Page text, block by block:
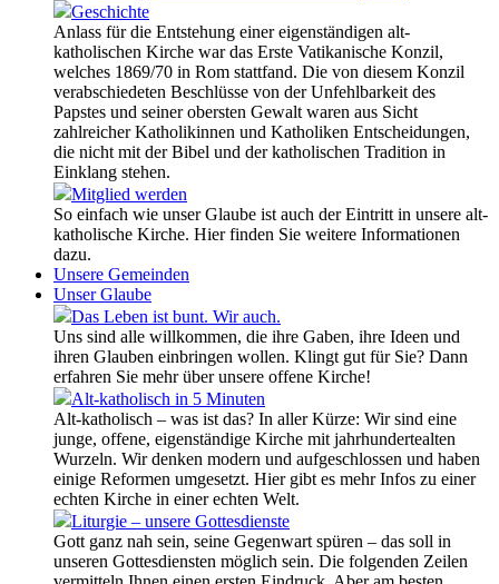
Geschichte
Anlass für die Entstehung einer eigenständigen alt-
katholischen Kirche war das Erste Vatikanische Konzil,
welches 1869/70 in Rom stattfand. Die von diesem Konzil
verabschiedeten Beschlüsse von der Unfehlbarkeit des
Papstes und seiner obersten Gewalt waren aus Sicht
zahlreicher Katholikinnen und Katholiken Entscheidungen,
die nicht mit der Bibel und der katholischen Tradition in
Einklang stehen.
Mitglied werden
So einfach wie unser Glaube ist auch der Eintritt in unsere alt-
katholische Kirche. Hier finden Sie weitere Informationen
dazu.
Unsere Gemeinden
Unser Glaube
Das Leben ist bunt. Wir auch.
Uns sind alle willkommen, die ihre Gaben, ihre Ideen und
ihren Glauben einbringen wollen. Klingt gut für Sie? Dann
erfahren Sie mehr über unsere offene Kirche!
Alt-katholisch in 5 Minuten
Alt-katholisch – was ist das? In aller Kürze: Wir sind eine
junge, offene, eigenständige Kirche mit jahrhundertealten
Wurzeln. Wir denken modern und aufgeschlossen und haben
einige Reformen umgesetzt. Hier gibt es mehr Infos zu einer
echten Kirche in einer echten Welt.
Liturgie – unsere Gottesdienste
Gott ganz nah sein, seine Gegenwart spüren – das soll in
unseren Gottesdiensten möglich sein. Die folgenden Zeilen